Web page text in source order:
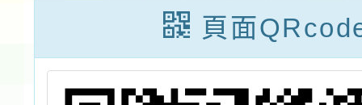
2025繪畫徵選
競賽一案
頁面